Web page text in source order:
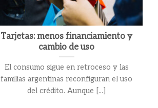
Tarjetas: menos financiamiento y
cambio de uso
El consumo sigue en retroceso y las
familias argentinas reconfiguran el uso
del crédito. Aunque [...]